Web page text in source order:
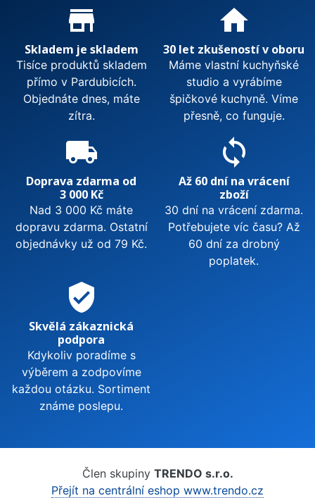
Proč nakupovat u nás?
store_mall_directory
Skladem je skladem
Tisíce produktů skladem
přímo v Pardubicích.
Objednáte dnes, máte
zítra.
home
30 let zkušeností v oboru
Máme vlastní kuchyňské
studio a vyrábíme
špičkové kuchyně. Víme
přesně, co funguje.
local_shipping
Doprava zdarma od
3 000 Kč
Nad 3 000 Kč máte
dopravu zdarma. Ostatní
objednávky už od 79 Kč.
sync
Až 60 dní na vrácení
zboží
30 dní na vrácení zdarma.
Potřebujete víc času? Až
60 dní za drobný
poplatek.
verified_user
Skvělá zákaznická
podpora
Kdykoliv poradíme s
výběrem a zodpovíme
každou otázku. Sortiment
známe poslepu.
Člen skupiny TRENDO s.r.o.
Přejít na centrální eshop www.trendo.cz